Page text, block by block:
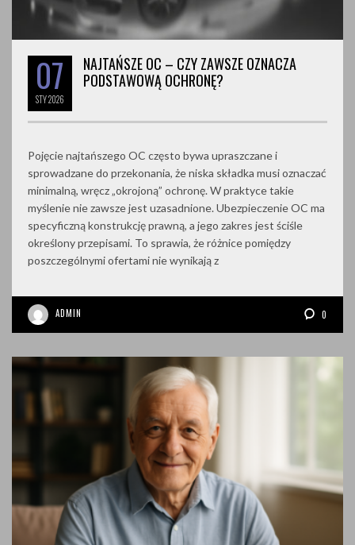
07
STY2026
NAJTAŃSZE OC – CZY ZAWSZE OZNACZA
PODSTAWOWĄ OCHRONĘ?
Pojęcie najtańszego OC często bywa upraszczane i
sprowadzane do przekonania, że niska składka musi oznaczać
minimalną, wręcz „okrojoną” ochronę. W praktyce takie
myślenie nie zawsze jest uzasadnione. Ubezpieczenie OC ma
specyficzną konstrukcję prawną, a jego zakres jest ściśle
określony przepisami. To sprawia, że różnice pomiędzy
poszczególnymi ofertami nie wynikają z
ADMIN 0